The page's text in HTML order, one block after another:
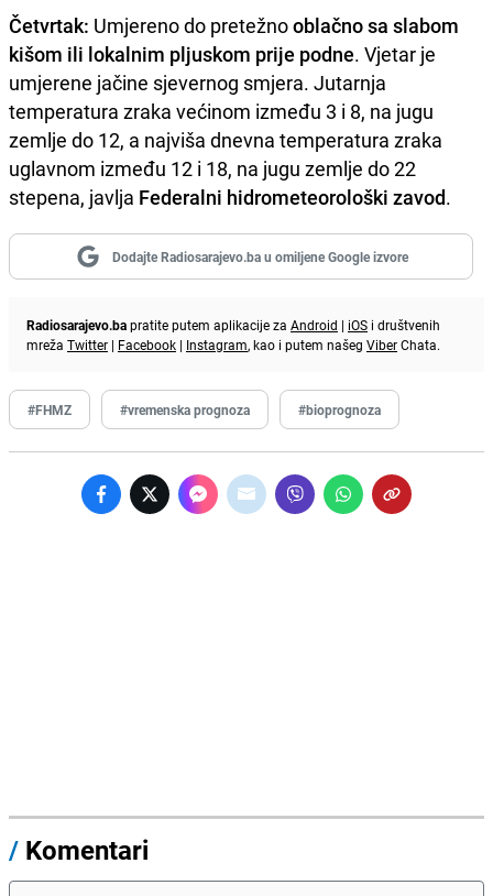
Četvrtak: Umjereno do pretežnooblačno sa slabom
kišom ili lokalnim pljuskom prije podne. Vjetar je
umjerene jačine sjevernog smjera. Jutarnja
temperatura zraka većinom između 3 i 8, na jugu
zemlje do 12, a najviša dnevna temperatura zraka
uglavnom između 12 i 18, na jugu zemlje do 22
stepena, javlja Federalni hidrometeorološki zavod.
Dodajte Radiosarajevo.ba u omiljene Google izvore
Radiosarajevo.bapratite putem aplikacije za Android | iOS i društvenih
mreža Twitter | Facebook | Instagram, kao i putem našeg ViberChata.
#FHMZ #vremenska prognoza #bioprognoza
/ Komentari